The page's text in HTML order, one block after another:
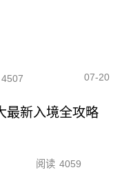
4507 07-20
最新入境全攻略
阅读 4059